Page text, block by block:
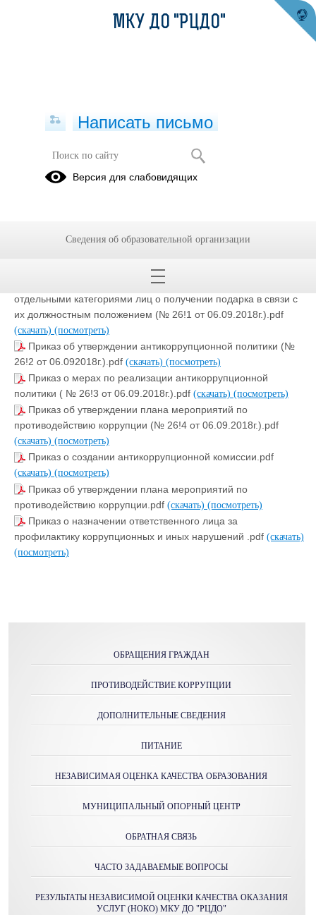
Приказы
(скачать)(посмотреть)
Приказ об утверждении Положения о Порядке сообщении
отдельными категориями лиц о получении подарка в связи с
их должностным положением (№ 26!1 от 06.09.2018г.).pdf
(скачать) (посмотреть)
Приказ об утверждении антикоррупционной политики (№
26!2 от 06.092018г.).pdf (скачать) (посмотреть)
Приказ о мерах по реализации антикоррупционной
политики ( № 26!3 от 06.09.2018г.).pdf (скачать) (посмотреть)
Приказ об утверждении плана мероприятий по
противодействию коррупции (№ 26!4 от 06.09.2018г.).pdf
(скачать) (посмотреть)
Приказ о создании антикоррупционной комиссии.pdf
(скачать) (посмотреть)
Приказ об утверждении плана мероприятий по
противодействию коррупции.pdf (скачать) (посмотреть)
Приказ о назначении ответственного лица за
профилактику коррупционных и иных нарушений .pdf (скачать)
(посмотреть)
ОБРАЩЕНИЯ ГРАЖДАН
ПРОТИВОДЕЙСТВИЕ КОРРУПЦИИ
ДОПОЛНИТЕЛЬНЫЕ СВЕДЕНИЯ
ПИТАНИЕ
НЕЗАВИСИМАЯ ОЦЕНКА КАЧЕСТВА ОБРАЗОВАНИЯ
МУНИЦИПАЛЬНЫЙ ОПОРНЫЙ ЦЕНТР
ОБРАТНАЯ СВЯЗЬ
ЧАСТО ЗАДАВАЕМЫЕ ВОПРОСЫ
РЕЗУЛЬТАТЫ НЕЗАВИСИМОЙ ОЦЕНКИ КАЧЕСТВА ОКАЗАНИЯ
УСЛУГ (НОКО) МКУ ДО "РЦДО"
МКУ ДО "РЦДО"
Написать письмо
Версия для слабовидящих
Сведения об образовательной организации